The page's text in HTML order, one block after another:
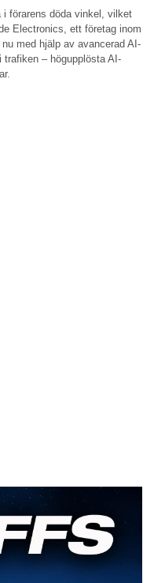
förarens döda vinkel, vilket
Electronics, ett företag inom
med hjälp av avancerad AI-
– högupplösta AI-